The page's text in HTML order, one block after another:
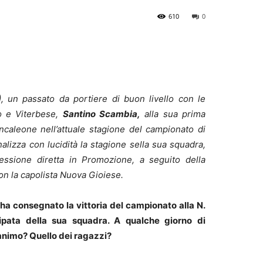
0
610
un passato da portiere di buon livello con le
e Viterbese, Santino Scambia, alla sua prima
nell’attuale stagione del campionato di
con lucidità la stagione sella sua squadra,
diretta in Promozione, a seguito della
la capolista Nuova Gioiese.
consegnato la vittoria del campionato alla N.
della sua squadra. A qualche giorno di
Quello dei ragazzi?